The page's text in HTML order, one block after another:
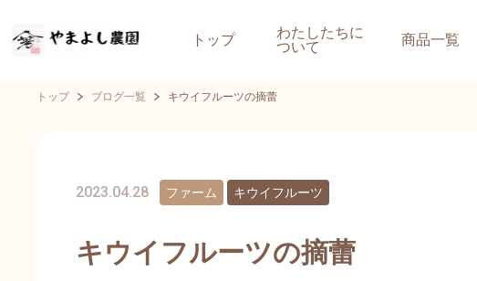
トップ
わたしたちに
ついて
商品一覧
トップ ブログ一覧 キウイフルーツの摘蕾
2023.04.28 ファーム キウイフルーツ
キウイフルーツの摘蕾